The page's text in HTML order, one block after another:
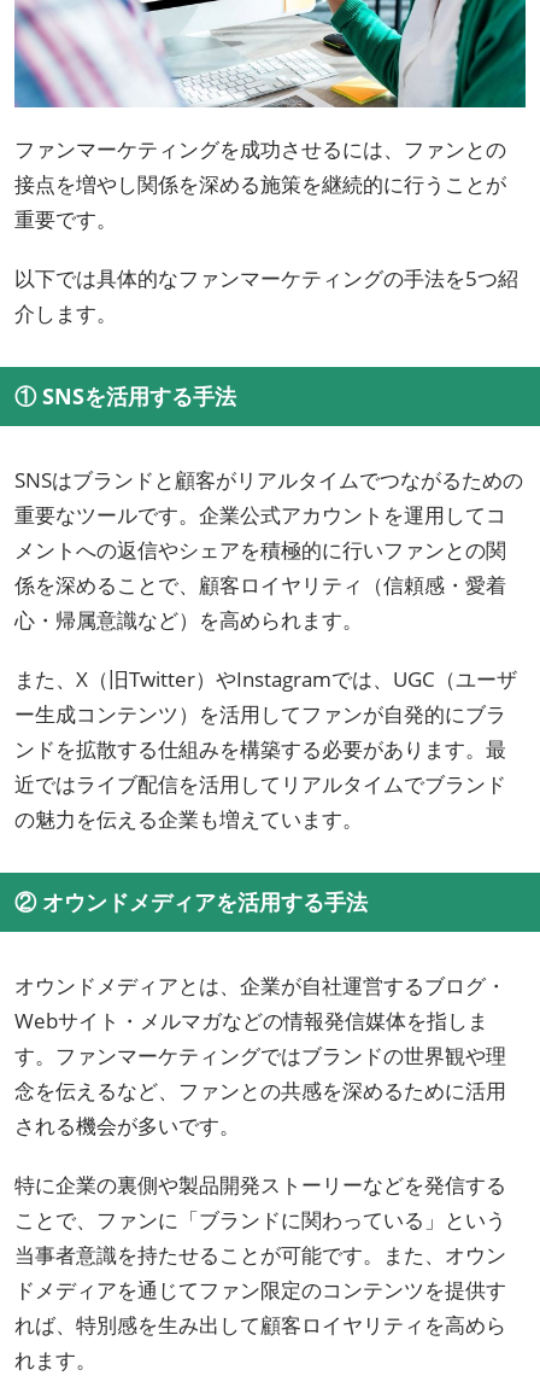
ファンマーケティングを成功させるには、ファンとの
接点を増やし関係を深める施策を継続的に行うことが
重要です。
以下では具体的なファンマーケティングの手法を5つ紹
介します。
① SNSを活用する手法
SNSはブランドと顧客がリアルタイムでつながるための
重要なツールです。企業公式アカウントを運用してコ
メントへの返信やシェアを積極的に行いファンとの関
係を深めることで、顧客ロイヤリティ（信頼感・愛着
心・帰属意識など）を高められます。
また、X（旧Twitter）やInstagramでは、UGC（ユーザ
ー生成コンテンツ）を活用してファンが自発的にブラ
ンドを拡散する仕組みを構築する必要があります。最
近ではライブ配信を活用してリアルタイムでブランド
の魅力を伝える企業も増えています。
② オウンドメディアを活用する手法
オウンドメディアとは、企業が自社運営するブログ・
Webサイト・メルマガなどの情報発信媒体を指しま
す。ファンマーケティングではブランドの世界観や理
念を伝えるなど、ファンとの共感を深めるために活用
される機会が多いです。
特に企業の裏側や製品開発ストーリーなどを発信する
ことで、ファンに「ブランドに関わっている」という
当事者意識を持たせることが可能です。また、オウン
ドメディアを通じてファン限定のコンテンツを提供す
れば、特別感を生み出して顧客ロイヤリティを高めら
れます。